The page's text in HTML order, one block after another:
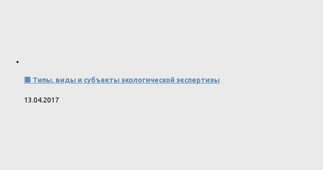
🟥 Типы, виды и субъекты экологической экспертизы
13.04.2017